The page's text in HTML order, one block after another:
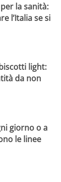
la sanità:
l’Italia se si
light:
da non
giorno o a
le linee